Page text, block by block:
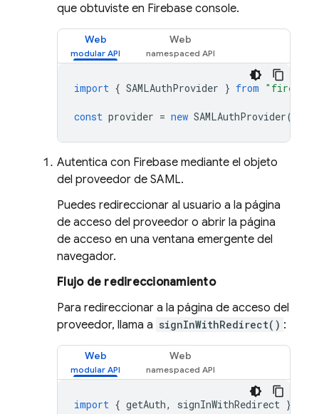
que obtuviste en Firebase console.
Web Web
import { SAMLAuthProvider } from
const provider = new SAMLAuthProvider(
Autentica con Firebase mediante el objeto
del proveedor de SAML.
Puedes redireccionar al usuario a la página
de acceso del proveedor o abrir la página
de acceso en una ventana emergente del
navegador.
Flujo de redireccionamiento
Para redireccionar a la página de acceso del
proveedor, llama a signInWithRedirect() :
Web Web
import { getAuth, signInWithRedirect }